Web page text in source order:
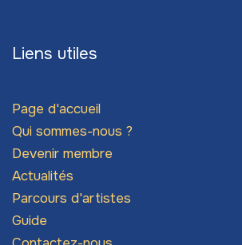
Liens utiles
Page d'accueil
Qui sommes-nous ?
Devenir membre
Actualités
Parcours d'artistes
Guide